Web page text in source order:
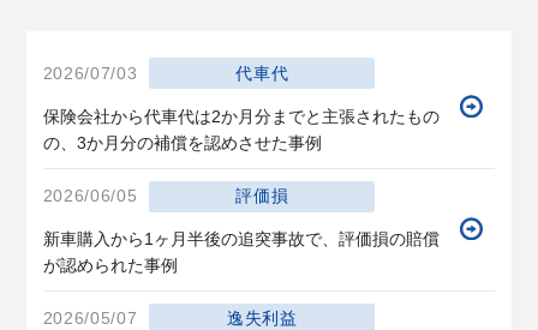
代車代
2026/07/03
保険会社から代車代は2か月分までと主張されたもの
の、3か月分の補償を認めさせた事例
評価損
2026/06/05
新車購入から1ヶ月半後の追突事故で、評価損の賠償
が認められた事例
逸失利益
2026/05/07